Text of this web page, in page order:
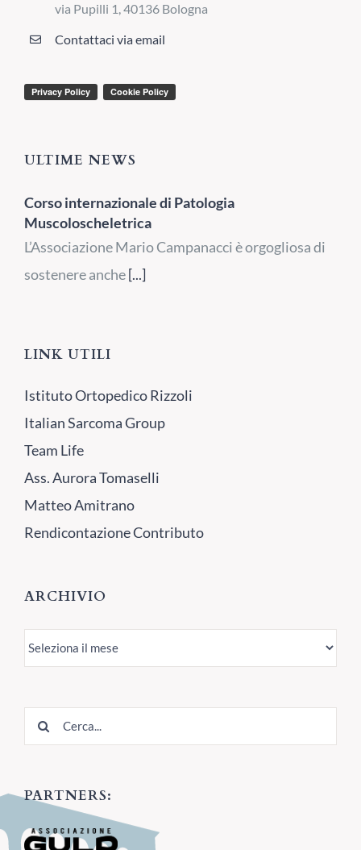
via Pupilli 1, 40136 Bologna
Contattaci via email
ULTIME NEWS
Corso internazionale di Patologia
Muscoloscheletrica
L’Associazione Mario Campanacci è orgogliosa di
sostenere anche[...]
LINK UTILI
Istituto Ortopedico Rizzoli
Italian Sarcoma Group
Team Life
Ass. Aurora Tomaselli
Matteo Amitrano
Rendicontazione Contributo
ARCHIVIO
Archivio
Cerca
per:
PARTNERS: